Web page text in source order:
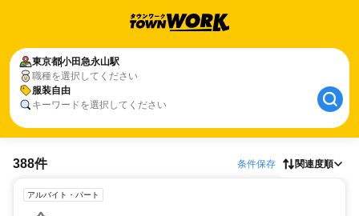
東京都小田急永山駅
職種を選択してください
服装自由
キーワードを選択してください
388件 条件保存 関連度順
アルバイト・パート